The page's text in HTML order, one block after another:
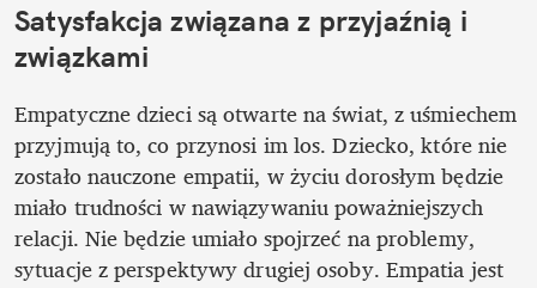
Satysfakcja związana z przyjaźnią i
związkami
Empatyczne dzieci są otwarte na świat, z uśmiechem
przyjmują to, co przynosi im los. Dziecko, które nie
zostało nauczone empatii, w życiu dorosłym będzie
miało trudności w nawiązywaniu poważniejszych
relacji. Nie będzie umiało spojrzeć na problemy,
sytuacje z perspektywy drugiej osoby. Empatia jest